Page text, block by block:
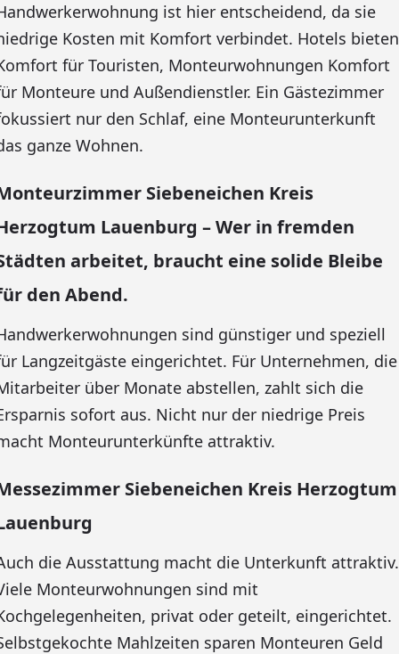
ist hier entscheidend, da sie
Kosten mit Komfort verbindet. Hotels bieten
für Touristen, Monteurwohnungen Komfort
Monteure und Außendienstler. Ein Gästezimmer
nur den Schlaf, eine Monteurunterkunft
ganze Wohnen.
Siebeneichen Kreis
Lauenburg – Wer in fremden
arbeitet, braucht eine solide Bleibe
den Abend.
sind günstiger und speziell
Langzeitgäste eingerichtet. Für Unternehmen, die
über Monate abstellen, zahlt sich die
sofort aus. Nicht nur der niedrige Preis
Monteurunterkünfte attraktiv.
Siebeneichen Kreis Herzogtum
die Ausstattung macht die Unterkunft attraktiv.
Monteurwohnungen sind mit
privat oder geteilt, eingerichtet.
Mahlzeiten sparen Monteuren Geld